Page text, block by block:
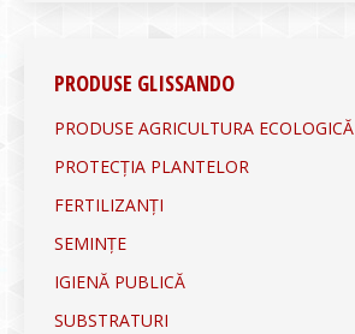
PRODUSE GLISSANDO
PRODUSE AGRICULTURA ECOLOGICĂ
PROTECȚIA PLANTELOR
FERTILIZANȚI
SEMINȚE
IGIENĂ PUBLICĂ
SUBSTRATURI